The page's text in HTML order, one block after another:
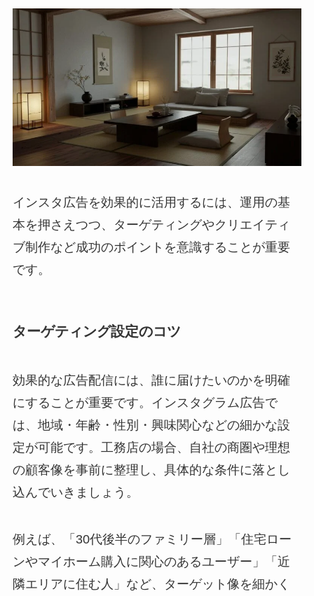
インスタ広告を効果的に活用するには、運用の基
本を押さえつつ、ターゲティングやクリエイティ
ブ制作など成功のポイントを意識することが重要
です。
ターゲティング設定のコツ
効果的な広告配信には、誰に届けたいのかを明確
にすることが重要です。インスタグラム広告で
は、地域・年齢・性別・興味関心などの細かな設
定が可能です。工務店の場合、自社の商圏や理想
の顧客像を事前に整理し、具体的な条件に落とし
込んでいきましょう。
例えば、「30代後半のファミリー層」「住宅ロー
ンやマイホーム購入に関心のあるユーザー」「近
隣エリアに住む人」など、ターゲット像を細かく